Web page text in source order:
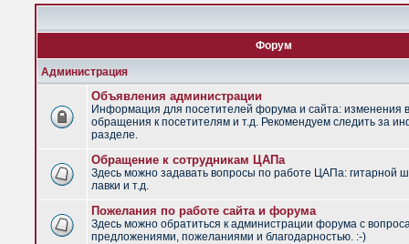
Форум
Администрация
Объявления администрации
Информация для посетителей форума и сайта: изменения
обращения к посетителям и т.д. Рекомендуем следить за
разделе.
Обращение к сотрудникам ЦАПа
Здесь можно задавать вопросы по работе ЦАПа: гитарной
лавки и т.д.
Пожелания по работе сайта и форума
Здесь можно обратиться к администрации форума с
предложениями, пожеланиями и благодарностью. :-)